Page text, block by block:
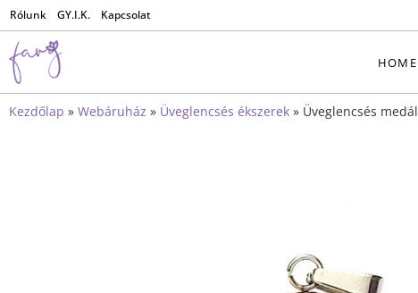
Rólunk GY.I.K. Kapcsolat
HOME
Kezdőlap » Webáruház » Üveglencsés ékszerek » Üveglencsés medál